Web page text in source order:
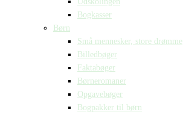
Bogkasser
Børn
Små mennesker, store drømme
Billedbøger
Faktabøger
Børneromaner
Opgavebøger
Bogpakker til børn